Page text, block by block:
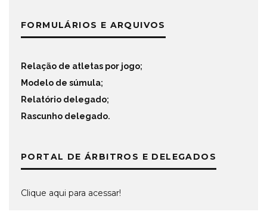
FORMULÁRIOS E ARQUIVOS
Relação de atletas por jogo;
Modelo de súmula;
Relatório delegado;
Rascunho delegado.
PORTAL DE ÁRBITROS E DELEGADOS
Clique aqui para acessar!